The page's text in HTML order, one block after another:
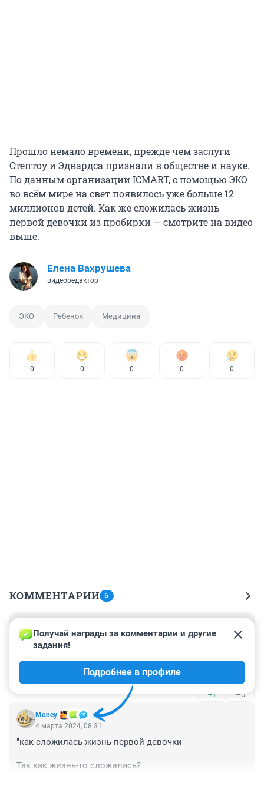
Прошло немало времени, прежде чем заслуги
Стептоу и Эдвардса признали в обществе и науке.
По данным организации ICMART, с помощью ЭКО
во всём мире на свет появилось уже больше 12
миллионов детей. Как же сложилась жизнь
первой девочки из пробирки — смотрите на видео
выше.
Елена Вахрушева
видеоредактор
ЭКО Ребенок Медицина
0 0 0 0 0
КОММЕНТАРИИ 5
4 марта 2024, 16:52
Благо дарю Патрику и Роберту, за мою долгожданную
дочь. Вы подарили миллионам людей свет в конце
+1 –0
Money
Получай награды за комментарии и другие
задания!
Подробнее в профиле
4 марта 2024, 08:31
"как сложилась жизнь первой девочки"
Так как жизнь-то сложилась?